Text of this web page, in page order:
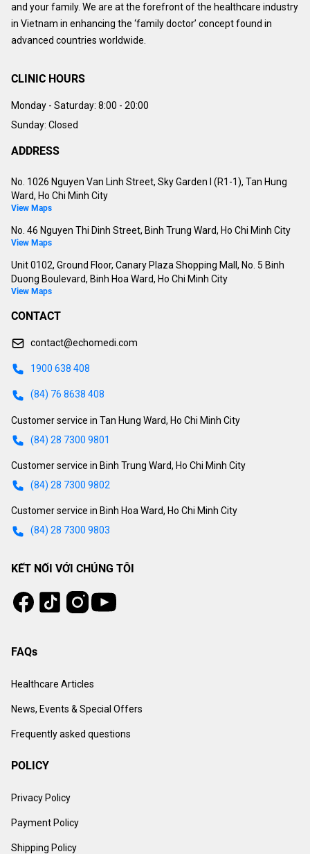
and your family. We are at the forefront of the healthcare industry
in Vietnam in enhancing the ‘family doctor’ concept found in
advanced countries worldwide.
CLINIC HOURS
Monday - Saturday: 8:00 - 20:00
Sunday: Closed
ADDRESS
No. 1026 Nguyen Van Linh Street, Sky Garden I (R1-1), Tan Hung
Ward, Ho Chi Minh City
View Maps
No. 46 Nguyen Thi Dinh Street, Binh Trung Ward, Ho Chi Minh City
View Maps
Unit 0102, Ground Floor, Canary Plaza Shopping Mall, No. 5 Binh
Duong Boulevard, Binh Hoa Ward, Ho Chi Minh City
View Maps
CONTACT
contact@echomedi.com
1900 638 408
(84) 76 8638 408
Customer service in Tan Hung Ward, Ho Chi Minh City
(84) 28 7300 9801
Customer service in Binh Trung Ward, Ho Chi Minh City
(84) 28 7300 9802
Customer service in Binh Hoa Ward, Ho Chi Minh City
(84) 28 7300 9803
KẾT NỐI VỚI CHÚNG TÔI
Facebook
Tiktok Instagram
Youtube
FAQs
Healthcare Articles
News, Events & Special Offers
Frequently asked questions
POLICY
Privacy Policy
Payment Policy
Shipping Policy